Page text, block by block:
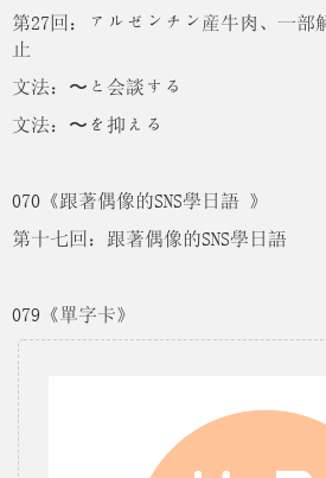
第27回：アルゼンチン産牛肉、一部
止
文法：〜と会談する
文法：〜を抑える
070《跟著偶像的SNS學日語 》
第十七回：跟著偶像的SNS學日語
079《單字卡》